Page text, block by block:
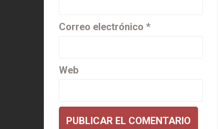
Correo electrónico *
Web